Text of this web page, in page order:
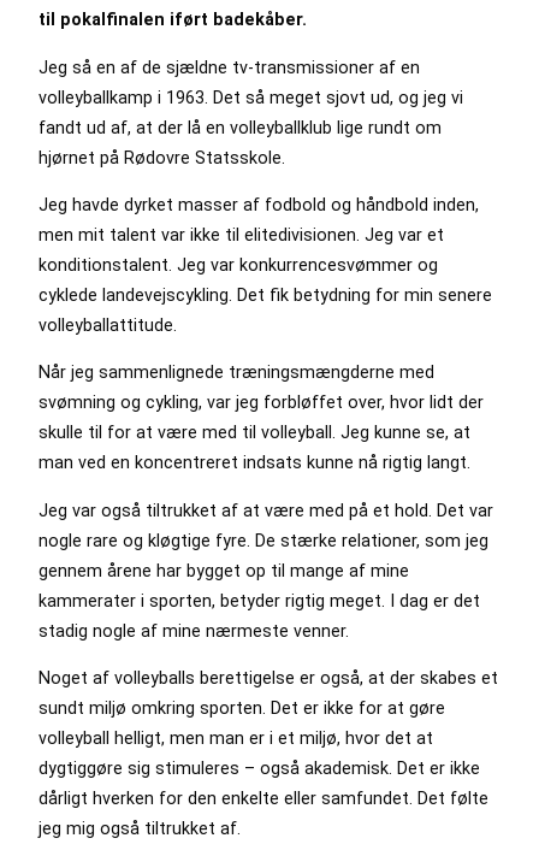
til pokalfinalen iført badekåber.
Jeg så en af de sjældne tv-transmissioner af en
volleyballkamp i 1963. Det så meget sjovt ud, og jeg vi
fandt ud af, at der lå en volleyballklub lige rundt om
hjørnet på Rødovre Statsskole.
Jeg havde dyrket masser af fodbold og håndbold inden,
men mit talent var ikke til elitedivisionen. Jeg var et
konditionstalent. Jeg var konkurrencesvømmer og
cyklede landevejscykling. Det fik betydning for min senere
volleyballattitude.
Når jeg sammenlignede træningsmængderne med
svømning og cykling, var jeg forbløffet over, hvor lidt der
skulle til for at være med til volleyball. Jeg kunne se, at
man ved en koncentreret indsats kunne nå rigtig langt.
Jeg var også tiltrukket af at være med på et hold. Det var
nogle rare og kløgtige fyre. De stærke relationer, som jeg
gennem årene har bygget op til mange af mine
kammerater i sporten, betyder rigtig meget. I dag er det
stadig nogle af mine nærmeste venner.
Noget af volleyballs berettigelse er også, at der skabes et
sundt miljø omkring sporten. Det er ikke for at gøre
volleyball helligt, men man er i et miljø, hvor det at
dygtiggøre sig stimuleres – også akademisk. Det er ikke
dårligt hverken for den enkelte eller samfundet. Det følte
jeg mig også tiltrukket af.